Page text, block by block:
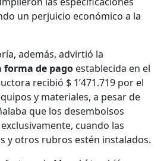
un perjuicio económico a la
además, advirtió la
forma de pago establecida en el
recibió $ 1’471.719 por el
y materiales, a pesar de
que los desembolsos
cuando las
y otros rubros estén instalados.